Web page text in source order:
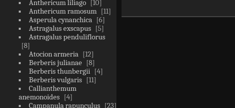
Anthericum liliago
10
Anthericum ramosum
11
Asperula cynanchica
6
Astragalus exscapus
5
Astragalus penduliflorus
8
Atocion armeria
12
Berberis julianae
8
Berberis thunbergii
4
Berberis vulgaris
11
Callianthemum
anemonoides
4
Campanula rapunculus
23